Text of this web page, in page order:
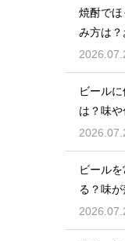
焼酎で
み方は
加えてリ
ビール
は？味
説
ビール
る？味
インを解